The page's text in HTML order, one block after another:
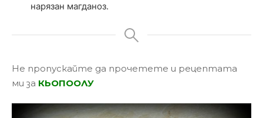
нарязан магданоз.
Не пропускайте да прочетете и рецептата
ми за КЬОПООЛУ